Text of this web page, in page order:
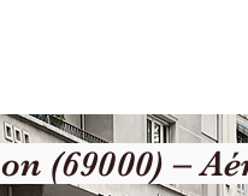
(69000) –